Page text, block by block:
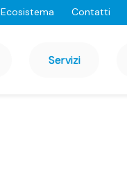
Ecosistema Contatti
Servizi